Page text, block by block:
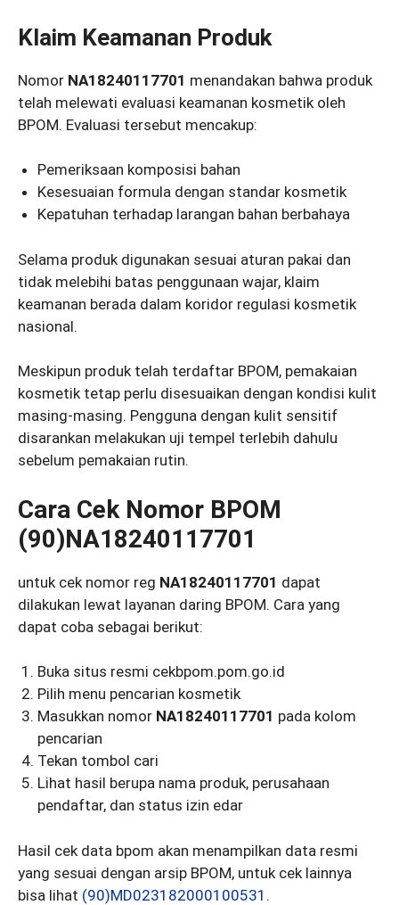
Klaim Keamanan Produk
Nomor NA18240117701 menandakan bahwa produk
telah melewati evaluasi keamanan kosmetik oleh
BPOM. Evaluasi tersebut mencakup:
Pemeriksaan komposisi bahan
Kesesuaian formula dengan standar kosmetik
Kepatuhan terhadap larangan bahan berbahaya
Selama produk digunakan sesuai aturan pakai dan
tidak melebihi batas penggunaan wajar, klaim
keamanan berada dalam koridor regulasi kosmetik
nasional.
Meskipun produk telah terdaftar BPOM, pemakaian
kosmetik tetap perlu disesuaikan dengan kondisi kulit
masing-masing. Pengguna dengan kulit sensitif
disarankan melakukan uji tempel terlebih dahulu
sebelum pemakaian rutin.
Cara Cek Nomor BPOM
(90)NA18240117701
untuk cek nomor reg NA18240117701 dapat
dilakukan lewat layanan daring BPOM. Cara yang
dapat coba sebagai berikut:
Buka situs resmi cekbpom.pom.go.id
Pilih menu pencarian kosmetik
Masukkan nomor NA18240117701 pada kolom
pencarian
Tekan tombol cari
Lihat hasil berupa nama produk, perusahaan
pendaftar, dan status izin edar
Hasil cek data bpom akan menampilkan data resmi
yang sesuai dengan arsip BPOM, untuk cek lainnya
bisa lihat (90)MD023182000100531 .